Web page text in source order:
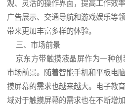
观、灵活的操作界面，提高工作效
广告展示、交通导航和游戏娱乐等
带来更加丰富多样的体验。
三、市场前景
京东方带触摸液晶屏作为一种
市场前景。随着智能手机和平板电
摸屏幕的需求也越来越大。电子教
域对于触摸屏幕的需求也在不断增